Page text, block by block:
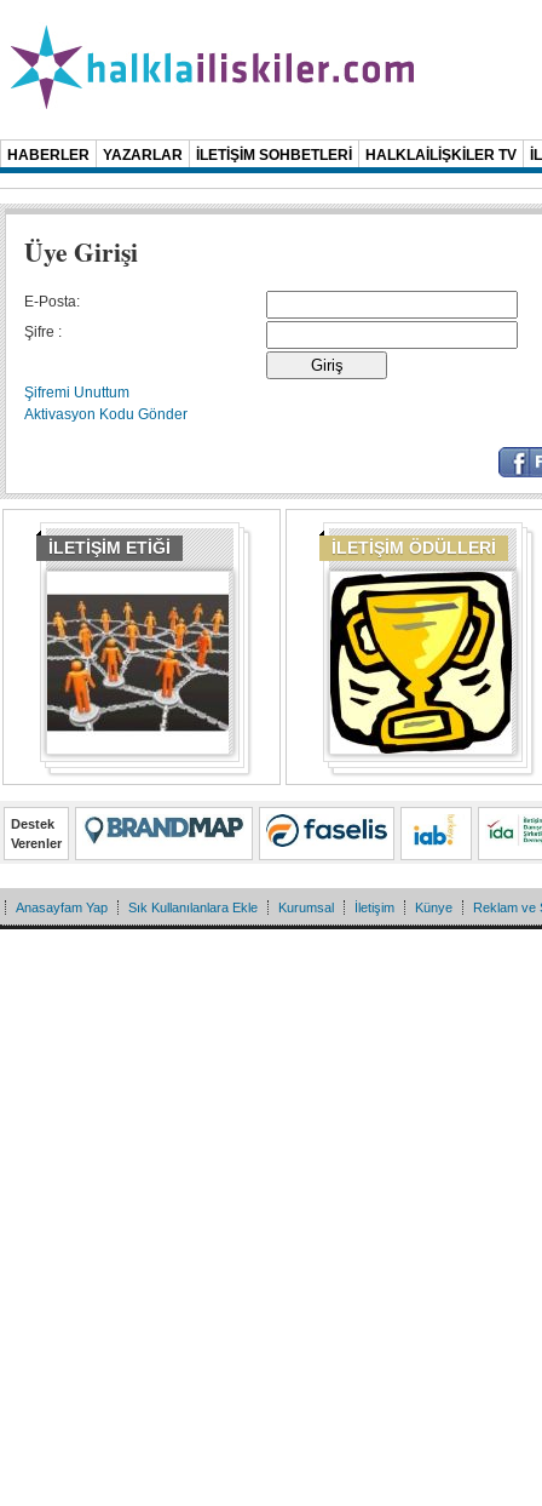
HABERLER YAZARLAR İLETİŞİM SOHBETLERİ HALKLAİLİŞKİLER TV
Üye Girişi
E-Posta:
Şifre :
Şifremi Unuttum
Aktivasyon Kodu Gönder
İLETİŞİM ETİĞİ İLETİŞİM ÖDÜLLERİ
Destek
Verenler
Anasayfam Yap Sık Kullanılanlara Ekle Kurumsal İletişim Künye Reklam ve